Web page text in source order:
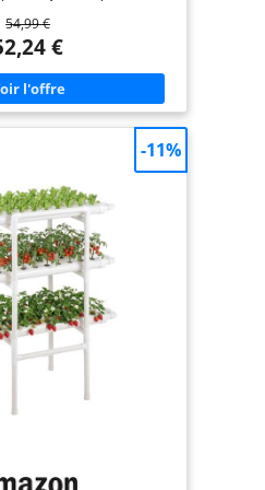
la fête des pères ou un
femmes et les hommes. Que
expérimenté ou un
d'outils de jardin peut
votre intérieur en un
CROISSANCE À SPECTRE
toutes les longueurs d'onde
tout comme la lumière
blanche et infrarouge et
élevée, cette lampe de
la photosynthèse et améliore
la croissance des plantes
la rend parfaite pour la
variété de plantes telles
tomates, les poivrons, etc.
MARCHE/ARRÊT】
à mémoire de cycle
de temps d'éclairage de 16H
est disponible. Les lampes
plantes s’allumeront et
chaque jour selon
prendront également soin
jour même si vous n’êtes
MODES DE CROISSANCE】
DRYADES pour plantes
la croissance végétative ou
54,99 €
€
-11%